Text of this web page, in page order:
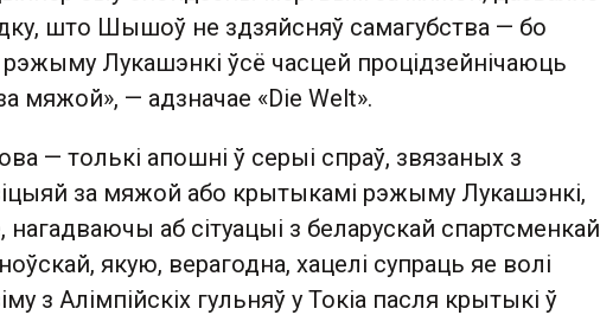
што Шышоў не здзяйсняў самагубства — бо
Лукашэнкі ўсё часцей процідзейнічаюць
мяжой», — адзначае «Die Welt».
— толькі апошні ў серыі спраў, звязаных з
за мяжой або крытыкамі рэжыму Лукашэнкі,
аб сітуацыі з беларускай спартсменкай
якую, верагодна, хацелі супраць яе волі
з Алімпійскіх гульняў у Токіа пасля крытыкі ў